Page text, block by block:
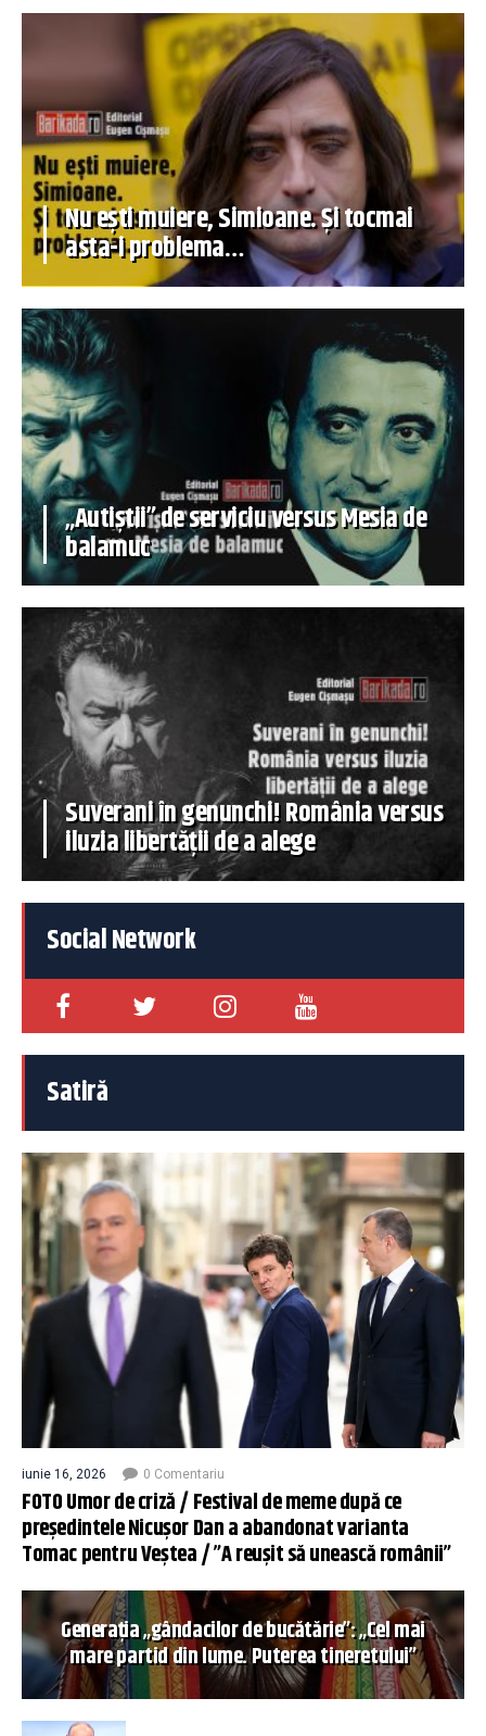
Nu ești muiere, Simioane. Și tocmai
asta-i problema…
„Autiștii” de serviciu versus Mesia de
balamuc
Suverani în genunchi! România versus
iluzia libertății de a alege
Social Network
Satiră
iunie 16, 2026 0 Comentariu
FOTO Umor de criză / Festival de meme după ce
președintele Nicușor Dan a abandonat varianta
Tomac pentru Veștea / ”A reușit să unească românii”
Generația „gândacilor de bucătărie”: „Cel mai
mare partid din lume. Puterea tineretului”